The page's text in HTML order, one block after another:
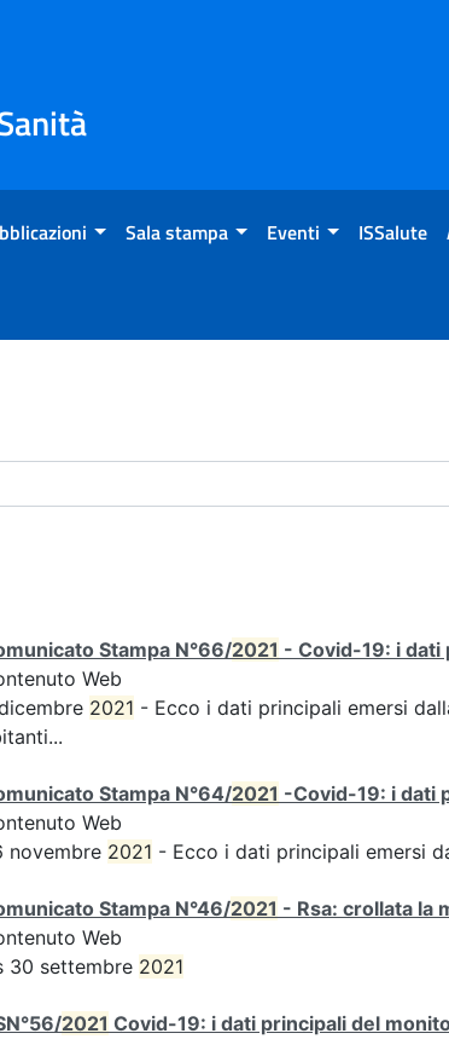
Sala stampa Eventi ISSalute
Stampa N°66/2021 - Covid-19: i dati
Web
2021 - Ecco i dati principali emersi
Stampa N°64/2021 -Covid-19: i dati
Web
novembre 2021 - Ecco i dati principali emersi
Stampa N°46/2021 - Rsa: crollata la
Web
30 settembre 2021
2021 Covid-19: i dati principali del